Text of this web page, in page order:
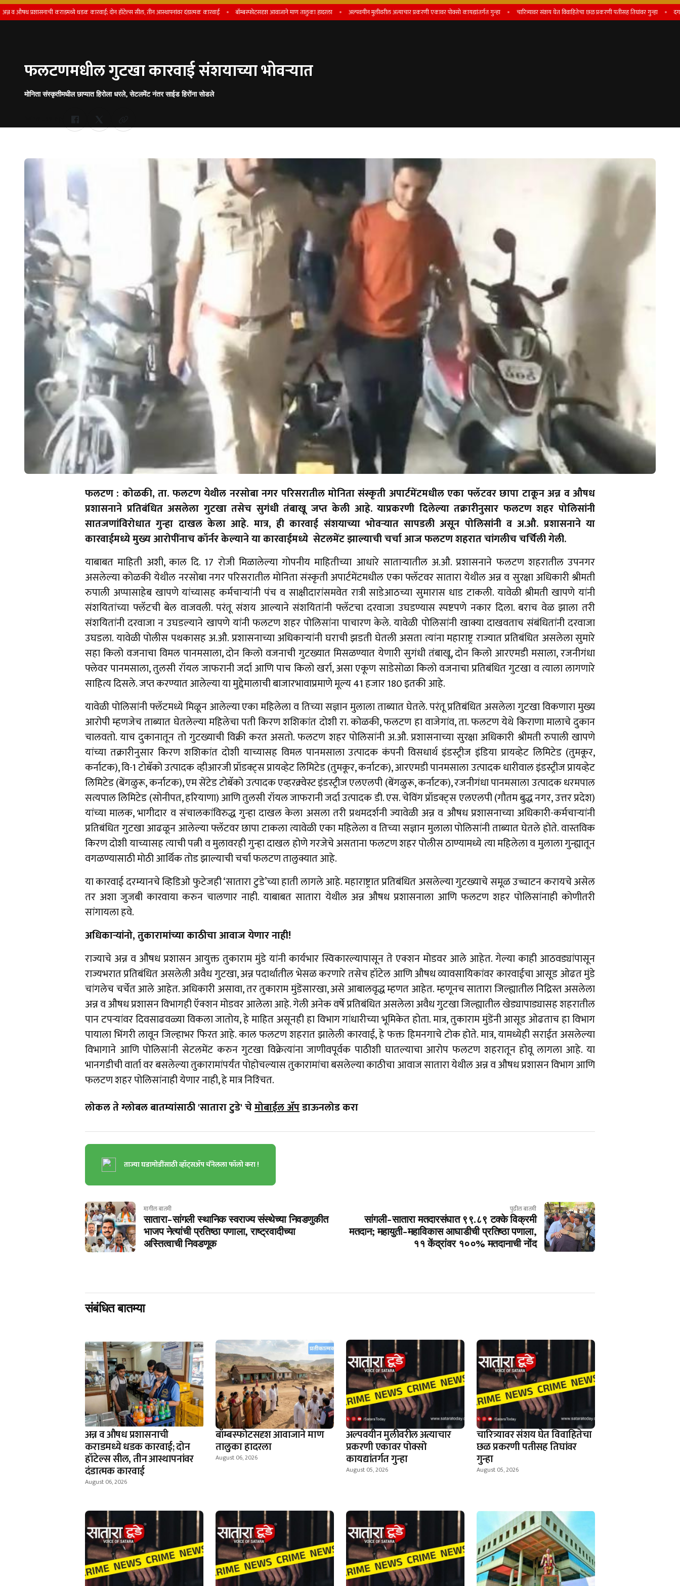
प्रशासनाची कराडमध्ये धडक कारवाई; दोन हॉटेल्स सील, तीन आस्थापनांवर दंडात्मक कारवाई बॉम्बस्फोटसदृश आवाजाने माण तालुका हादरला अल्पवयीन मुलीवरील अत्याचार प्रकरणी एकावर पोक्सो कायद्यांतर्गत गुन्हा चारित्र्यावर संशय घेत विवाहितेचा छळ प्रकरणी पतीसह तिघांवर गुन्हा दगडफेक
फलटणमधील गुटखा कारवाई संशयाच्या भोवर्‍यात
मोनिता संस्कृतीमधील छाप्यात हिरोला धरले, सेटलमेंट नंतर साईड हिरोंना सोडले
फलटण : कोळकी, ता. फलटण येथील नरसोबा नगर परिसरातील मोनिता संस्कृती अपार्टमेंटमधील एका फ्लॅटवर छापा टाकून अन्न व औषध
प्रशासनाने प्रतिबंधित असलेला गुटखा तसेच सुगंधी तंबाखू जप्त केली आहे. याप्रकरणी दिलेल्या तक्रारीनुसार फलटण शहर पोलिसांनी
सातजणांविरोधात गुन्हा दाखल केला आहे. मात्र, ही कारवाई संशयाच्या भोवर्‍यात सापडली असून पोलिसांनी व अ.औ. प्रशासनाने या
कारवाईमध्ये मुख्य आरोपींनाच कॉर्नर केल्याने या कारवाईमध्ये सेटलमेंट झाल्याची चर्चा आज फलटण शहरात चांगलीच चर्चिली गेली.
याबाबत माहिती अशी, काल दि. 17 रोजी मिळालेल्या गोपनीय माहितीच्या आधारे सातार्‍यातील अ.औ. प्रशासनाने फलटण शहरातील उपनगर
असलेल्या कोळकी येथील नरसोबा नगर परिसरातील मोनिता संस्कृती अपार्टमेंटमधील एका फ्लॅटवर सातारा येथील अन्न व सुरक्षा अधिकारी श्रीमती
रुपाली अप्पासाहेब खापणे यांच्यासह कर्मचार्‍यांनी पंच व साक्षीदारांसमवेत रात्री साडेआठच्या सुमारास धाड टाकली. यावेळी श्रीमती खापणे यांनी
संशयितांच्या फ्लॅटची बेल वाजवली. परंतू संशय आल्याने संशयितांनी फ्लॅटचा दरवाजा उघडण्यास स्पष्टपणे नकार दिला. बराच वेळ झाला तरी
संशयितांनी दरवाजा न उघडल्याने खापणे यांनी फलटण शहर पोलिसांना पाचारण केले. यावेळी पोलिसांनी खाक्या दाखवताच संबंधितांनी दरवाजा
उघडला. यावेळी पोलीस पथकासह अ.औ. प्रशासनाच्या अधिकार्‍यांनी घराची झडती घेतली असता त्यांना महाराष्ट्र राज्यात प्रतिबंधित असलेला सुमारे
सहा किलो वजनाचा विमल पानमसाला, दोन किलो वजनाची गुटख्यात मिसळण्यात येणारी सुगंधी तंबाखू, दोन किलो आरएमडी मसाला, रजनीगंधा
फ्लेवर पानमसाला, तुलसी रॉयल जाफरानी जर्दा आणि पाच किलो खर्रा, असा एकूण साडेसोळा किलो वजनाचा प्रतिबंधित गुटखा व त्याला लागणारे
साहित्य दिसले. जप्त करण्यात आलेल्या या मुद्देमालाची बाजारभावाप्रमाणे मूल्य 41 हजार 180 इतकी आहे.
यावेळी पोलिसांनी फ्लॅटमध्ये मिळून आलेल्या एका महिलेला व तिच्या सज्ञान मुलाला ताब्यात घेतले. परंतू प्रतिबंधित असलेला गुटखा विकणारा मुख्य
आरोपी म्हणजेच ताब्यात घेतलेल्या महिलेचा पती किरण शशिकांत दोशी रा. कोळकी, फलटण हा वाजेगांव, ता. फलटण येथे किराणा मालाचे दुकान
चालवतो. याच दुकानातून तो गुटख्याची विक्री करत असतो. फलटण शहर पोलिसांनी अ.औ. प्रशासनाच्या सुरक्षा अधिकारी श्रीमती रुपाली खापणे
यांच्या तक्रारीनुसार किरण शशिकांत दोशी याच्यासह विमल पानमसाला उत्पादक कंपनी विसधार्थ इंडस्ट्रीज इंडिया प्रायव्हेट लिमिटेड (तुमकूर,
कर्नाटक), वि-1 टोबॅको उत्पादक व्हीआरजी प्रॉडक्ट्स प्रायव्हेट लिमिटेड (तुमकूर, कर्नाटक), आरएमडी पानमसाला उत्पादक धारीवाल इंडस्ट्रीज प्रायव्हेट
लिमिटेड (बेंगळुरू, कर्नाटक), एम सेंटेड टोबॅको उत्पादक एव्हरक्र्वेस्ट इंडस्ट्रीज एलएलपी (बेंगळुरू, कर्नाटक), रजनीगंधा पानमसाला उत्पादक धरमपाल
सत्यपाल लिमिटेड (सोनीपत, हरियाणा) आणि तुलसी रॉयल जाफरानी जर्दा उत्पादक डी. एस. चेविंग प्रॉडक्ट्स एलएलपी (गौतम बुद्ध नगर, उत्तर प्रदेश)
यांच्या मालक, भागीदार व संचालकांविरुद्ध गुन्हा दाखल केला असला तरी प्रथमदर्शनी ज्यावेळी अन्न व औषध प्रशासनाच्या अधिकारी-कर्मचार्‍यांनी
प्रतिबंधित गुटखा आढळून आलेल्या फ्लॅटवर छापा टाकला त्यावेळी एका महिलेला व तिच्या सज्ञान मुलाला पोलिसांनी ताब्यात घेतले होते. वास्तविक
किरण दोशी याच्यासह त्याची पत्नी व मुलावरही गुन्हा दाखल होणे गरजेचे असताना फलटण शहर पोलीस ठाण्यामध्ये त्या महिलेला व मुलाला गुन्ह्यातून
वगळण्यासाठी मोठी आर्थिक तोड झाल्याची चर्चा फलटण तालुक्यात आहे.
या कारवाई दरम्यानचे व्हिडिओ फुटेजही ‘सातारा टुडे’च्या हाती लागले आहे. महाराष्ट्रात प्रतिबंधित असलेल्या गुटख्याचे समूळ उच्चाटन करायचे असेल
तर अशा जुजबी कारवाया करुन चालणार नाही. याबाबत सातारा येथील अन्न औषध प्रशासनाला आणि फलटण शहर पोलिसांनाही कोणीतरी
सांगायला हवे.
अधिकार्‍यांनो, तुकारामांच्या काठीचा आवाज येणार नाही!
राज्याचे अन्न व औषध प्रशासन आयुक्त तुकाराम मुंडे यांनी कार्यभार स्विकारल्यापासून ते एक्शन मोडवर आले आहेत. गेल्या काही आठवड्यांपासून
राज्यभरात प्रतिबंधित असलेली अवैध गुटखा, अन्न पदार्थातील भेसळ करणारे तसेच हॉटेल आणि औषध व्यावसायिकांवर कारवाईचा आसूड ओढत मुंडे
चांगलेच चर्चेत आले आहेत. अधिकारी असावा, तर तुकाराम मुंडेंसारखा, असे आबालवृद्ध म्हणत आहेत. म्हणूनच सातारा जिल्ह्यातील निद्रिस्त असलेला
अन्न व औषध प्रशासन विभागही ऍक्शन मोडवर आलेला आहे. गेली अनेक वर्षे प्रतिबंधित असलेला अवैध गुटखा जिल्ह्यातील खेड्यापाड्यासह शहरातील
पान टपर्‍यांवर दिवसाढवळ्या विकला जातोय, हे माहित असूनही हा विभाग गांधारीच्या भूमिकेत होता. मात्र, तुकाराम मुंडेंनी आसूड ओढताच हा विभाग
पायाला भिंगरी लावून जिल्हाभर फिरत आहे. काल फलटण शहरात झालेली कारवाई, हे फक्त हिमनगाचे टोक होते. मात्र, यामध्येही सराईत असलेल्या
विभागाने आणि पोलिसांनी सेटलमेंट करुन गुटखा विक्रेत्यांना जाणीवपूर्वक पाठीशी घातल्याचा आरोप फलटण शहरातून होवू लागला आहे. या
भानगडीची वार्ता वर बसलेल्या तुकारामांपर्यंत पोहोचल्यास तुकारामांचा बसलेल्या काठीचा आवाज सातारा येथील अन्न व औषध प्रशासन विभाग आणि
फलटण शहर पोलिसांनाही येणार नाही, हे मात्र निश्‍चित.
लोकल ते ग्लोबल बातम्यांसाठी 'सातारा टुडे' चेमोबाईल ॲपडाऊनलोड करा
ताज्या घडामोडींसाठी व्हॉट्सॲप चॅनेलला फॉलो करा !
मागील बातमी
सातारा-सांगली स्थानिक स्वराज्य संस्थेच्या निवडणुकीत
भाजप नेत्यांची प्रतिष्ठा पणाला, राष्ट्रवादीच्या
अस्तित्वाची निवडणूक
पुढील बातमी
सांगली-सातारा मतदारसंघात ९९.८९ टक्के विक्रमी
मतदान; महायुती-महाविकास आघाडीची प्रतिष्ठा पणाला,
११ केंद्रांवर १००% मतदानाची नोंद
संबंधित बातम्या
अन्न व औषध प्रशासनाची
कराडमध्ये धडक कारवाई; दोन
हॉटेल्स सील, तीन आस्थापनांवर
दंडात्मक कारवाई
August 06, 2026
बॉम्बस्फोटसदृश आवाजाने माण
तालुका हादरला
August 06, 2026
अल्पवयीन मुलीवरील अत्याचार
प्रकरणी एकावर पोक्सो
कायद्यांतर्गत गुन्हा
August 05, 2026
चारित्र्यावर संशय घेत विवाहितेचा
छळ प्रकरणी पतीसह तिघांवर
गुन्हा
August 05, 2026